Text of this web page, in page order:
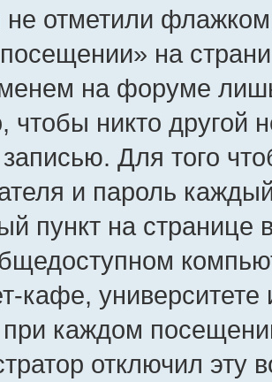
отметили флажком
на
на форуме
чтобы никто другой
записью. Для того
и пароль
пункт на
кафе, университете
каждом
отключил эту